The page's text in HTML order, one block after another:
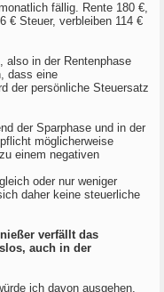
fällig. Rente 180 €,
€ Steuer, verbleiben 114 €
also in der Rentenphase
dass eine
der persönliche Steuersatz
der Sparphase und in der
möglicherweise
einem negativen
oder nur weniger
daher keine steuerliche
verfällt das
auch in der
ich davon ausgehen,